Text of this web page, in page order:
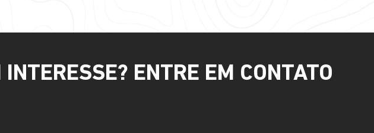
INTERESSE? ENTRE EM CONTATO